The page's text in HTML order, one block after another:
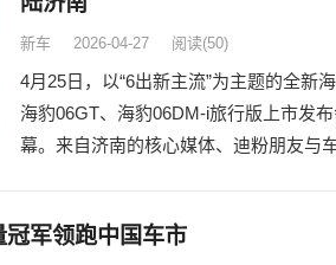
新车 2026-04-27 阅读(50)
4月25日，以“6出新主流”为主题的全新
海豹06GT、海豹06DM-i旅行版上市发
幕。来自济南的核心媒体、迪粉朋友与
冠军领跑中国车市